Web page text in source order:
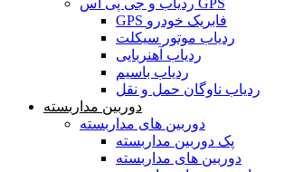
GPS فابریک خودرو
ردیاب موتور سیکلت
ردیاب آهنربایی
ردیاب باسیم
ردیاب ناوگان حمل و نقل
دوربین مداربسته
دوربین های مداربسته
پک دوربین مداربسته
دوربین های مداربسته